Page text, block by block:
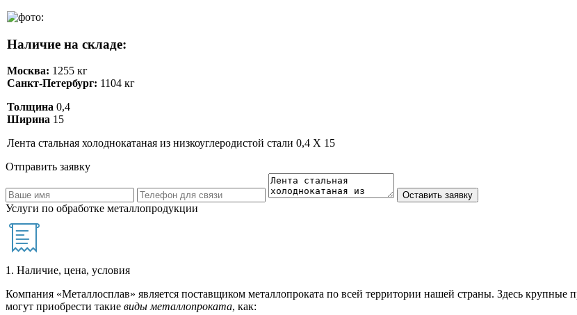
Наличие на складе:
Москва: 1255 кг
Санкт-Петербург: 1104 кг
Толщина 0,4
Ширина 15
Лента стальная холоднокатаная из низкоуглеродистой стали 0,4 Х 15
Отправить заявку
Услуги по обработке металлопродукции
1. Наличие, цена, условия
Компания «Металлосплав» является поставщиком металлопроката по всей территории нашей страны. Здесь
могут приобрести такие виды металлопроката, как: